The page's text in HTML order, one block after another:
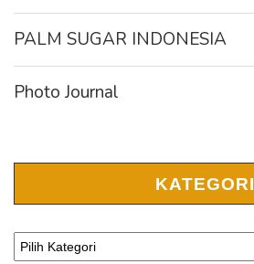
PALM SUGAR INDONESIA
Photo Journal
KATEGORI